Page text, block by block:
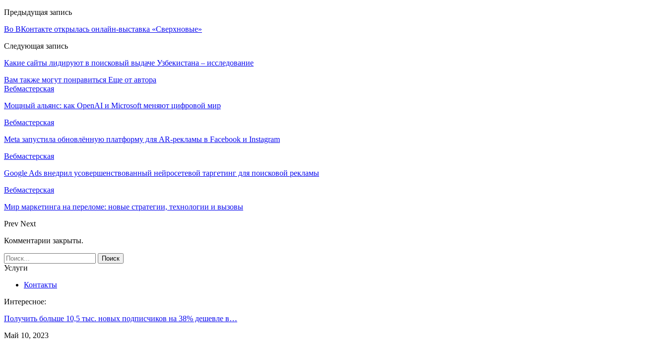
Предыдущая запись
Во ВКонтакте открылась онлайн-выставка «Сверхновые»
Следующая запись
Какие сайты лидируют в поисковый выдаче Узбекистана – исследование
Вам также могут понравиться Еще от автора
Вебмастерская
Мощный альянс: как OpenAI и Microsoft меняют цифровой мир
Вебмастерская
Meta запустила обновлённую платформу для AR-рекламы в Facebook и Instagram
Вебмастерская
Google Ads внедрил усовершенствованный нейросетевой таргетинг для поисковой рекламы
Вебмастерская
Мир маркетинга на переломе: новые стратегии, технологии и вызовы
Prev Next
Комментарии закрыты.
Услуги
Контакты
Интересное:
Получить больше 10,5 тыс. новых подписчиков на 38% дешевле в…
Май 10, 2023